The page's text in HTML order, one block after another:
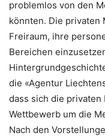
problemlos von den
könnten. Die privaten
Freiraum, ihre
Bereichen
die «Agentur
dass sich die
Wettbewerb um die
Nach den